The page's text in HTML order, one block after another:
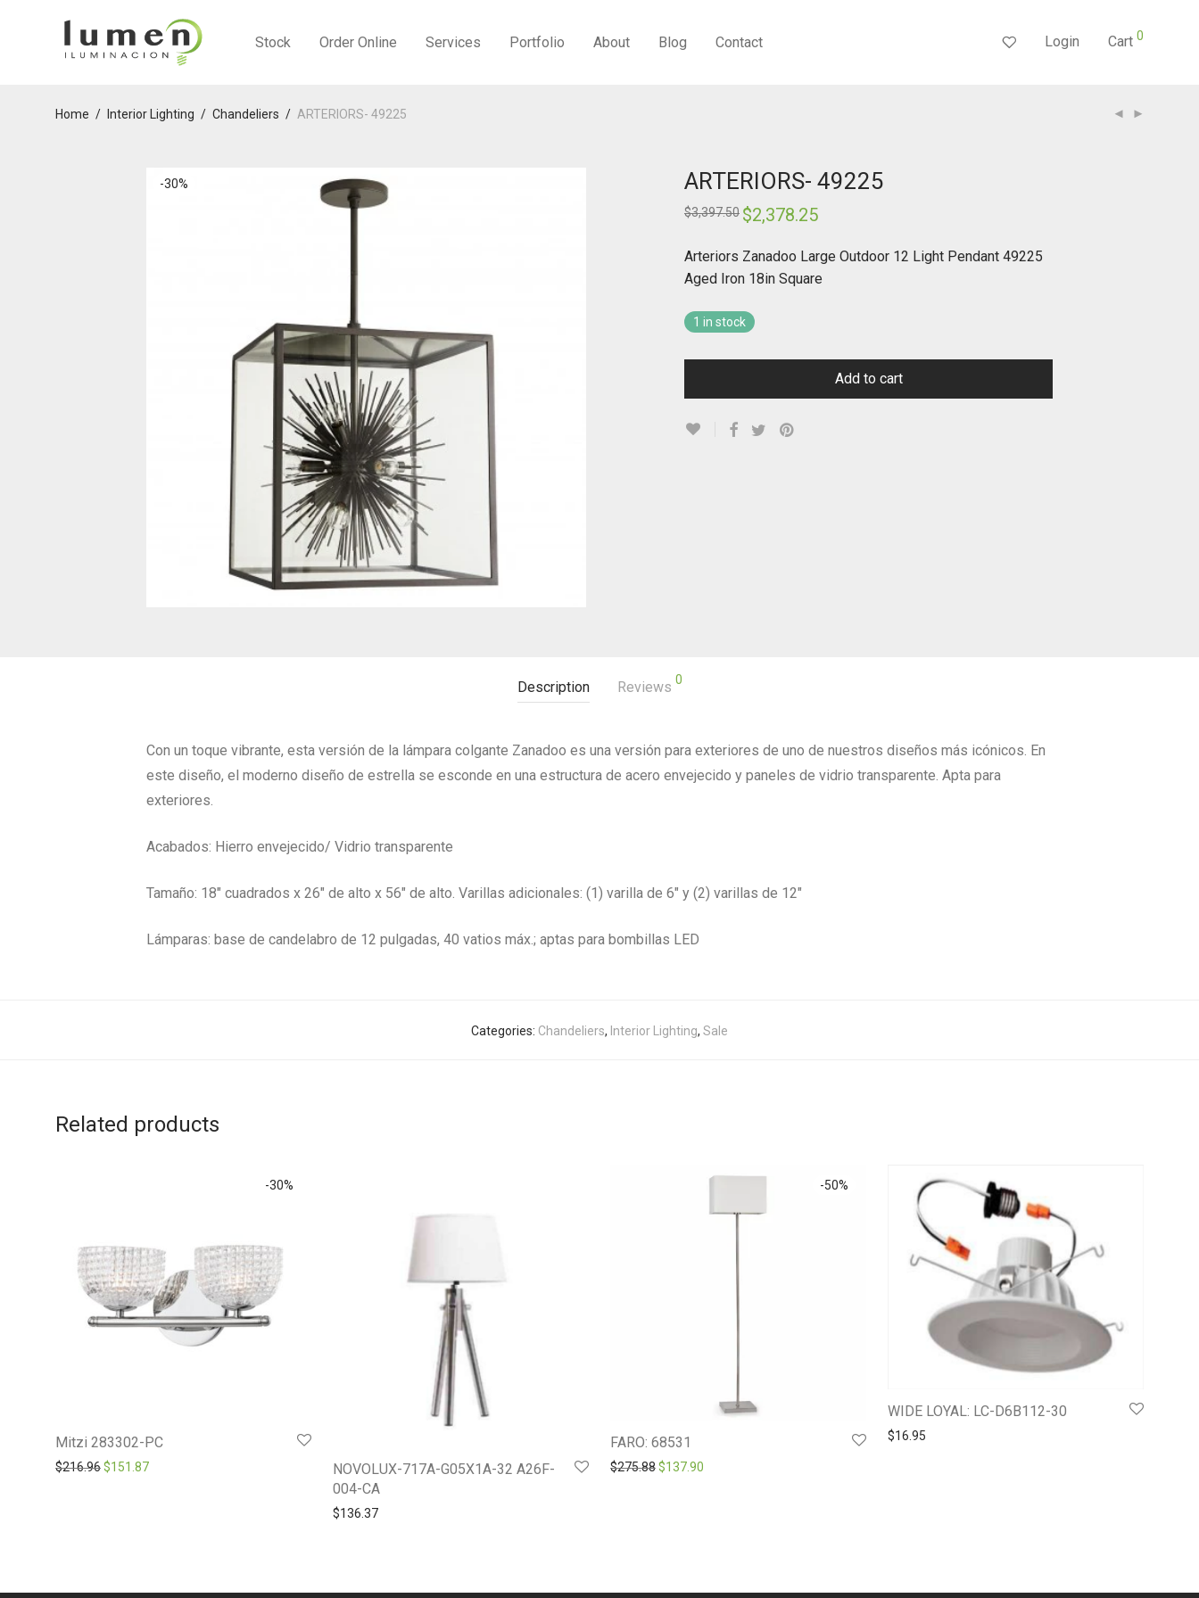
Stock Order Online Services Portfolio About Blog Contact Login Cart 0
Home / Interior Lighting / Chandeliers / ARTERIORS- 49225
-30% ARTERIORS- 49225
$3,397.50 Original
price
$3,397.50.
$2,378.25Current
price
$2,378.25.
Arteriors Zanadoo Large Outdoor 12 Light Pendant 49225
Aged Iron 18in Square
1 in stock
Add to cart
Description Reviews 0
Con un toque vibrante, esta versión de la lámpara colgante Zanadoo es una versión para exteriores de uno de nuestros diseños más icónicos. En
este diseño, el moderno diseño de estrella se esconde en una estructura de acero envejecido y paneles de vidrio transparente. Apta para
exteriores.
Acabados: Hierro envejecido/ Vidrio transparente
Tamaño: 18″ cuadrados x 26″ de alto x 56″ de alto. Varillas adicionales: (1) varilla de 6″ y (2) varillas de 12″
Lámparas: base de candelabro de 12 pulgadas, 40 vatios máx.; aptas para bombillas LED
Categories: Chandeliers, Interior Lighting, Sale
Related products
-30%
Mitzi 283302-PC
$216.96Original price was: $216.96.
$151.87Current price is: $151.87.
NOVOLUX-717A-G05X1A-32 A26F-
004-CA
$136.37
-50%
FARO: 68531
$275.88Original price was: $275.88.
$137.90
WIDE LOYAL: LC-D6B112-30
$16.95